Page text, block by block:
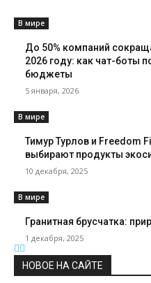
В мире
До 50% компаний
2026 году: как чат-боты
бюджеты
5 января, 2026
В мире
Тимур Турлов и Freedom
выбирают продукты
10 декабря, 2025
В мире
Гранитная брусчатка:
1 декабря, 2025
НОВОЕ НА САЙТЕ